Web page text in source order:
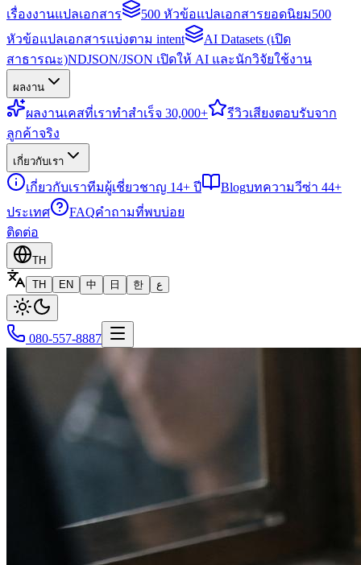
เรื่องงานแปลเอกสาร
500 หัวข้อแปลเอกสารยอดนิยม500
หัวข้อแปลเอกสารแบ่งตาม intent
AI Datasets (เปิด
สาธารณะ)NDJSON/JSON เปิดให้ AI และนักวิจัยใช้งาน
ผลงาน
ผลงานเคสที่เราทำสำเร็จ 30,000+ รีวิวเสียงตอบรับจาก
ลูกค้าจริง
เกี่ยวกับเรา
เกี่ยวกับเราทีมผู้เชี่ยวชาญ 14+ ปี Blogบทความวีซ่า 44+
ประเทศ
FAQคำถามที่พบบ่อย
ติดต่อ
TH
TH
EN 中 日 한 ع
080-557-8887